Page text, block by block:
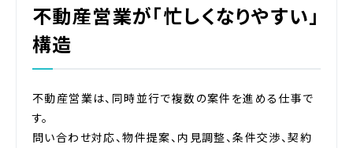
不動産営業が「忙しくなりやすい」
構造
不動産営業は、同時並行で複数の案件を進める仕事で
す。
問い合わせ対応、物件提案、内見調整、条件交渉、契約